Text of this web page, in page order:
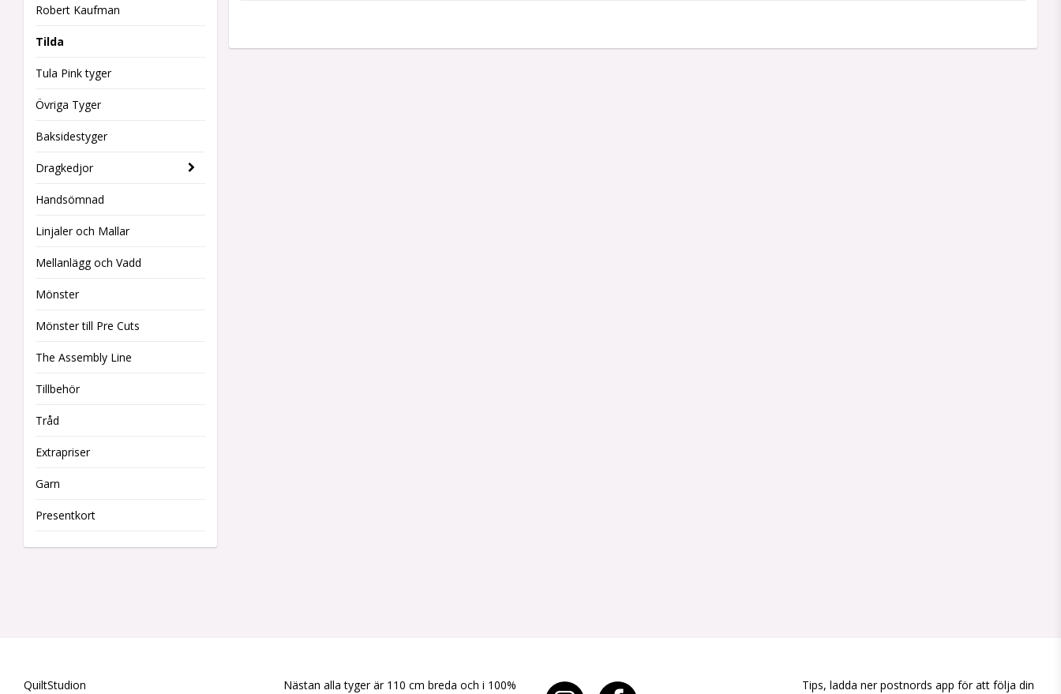
Robert Kaufman
Tilda
Tula Pink tyger
Övriga Tyger
Baksidestyger
Dragkedjor
Handsömnad
Linjaler och Mallar
Mellanlägg och Vadd
Mönster
Mönster till Pre Cuts
The Assembly Line
Tillbehör
Tråd
Extrapriser
Garn
Presentkort
QuiltStudion
Nästan alla tyger är 110 cm breda och i 100%
Tips, ladda ner postnords app för att följa din